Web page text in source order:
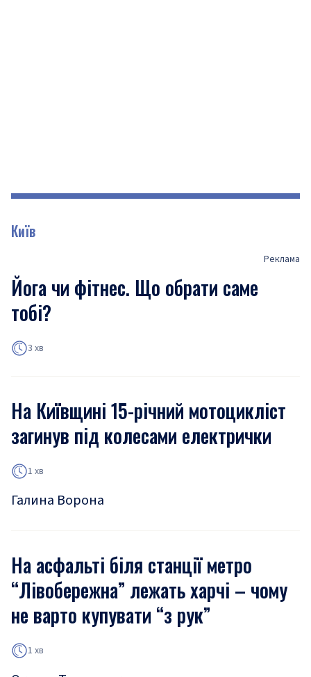
Київ
Реклама
Йога чи фітнес. Що обрати саме
тобі?
3 хв
На Київщині 15-річний мотоцикліст
загинув під колесами електрички
1 хв
Галина Ворона
На асфальті біля станції метро
“Лівобережна” лежать харчі – чому
не варто купувати “з рук”
1 хв